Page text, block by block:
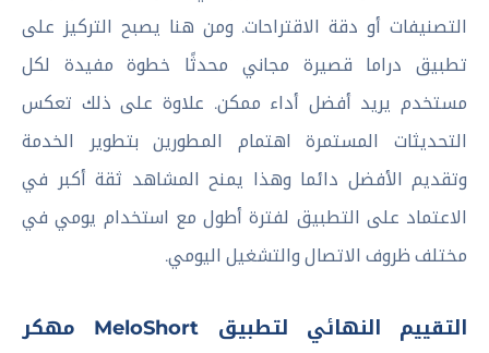
التصنيفات أو دقة الاقتراحات. ومن هنا يصبح التركيز على
تطبيق دراما قصيرة مجاني محدثًا خطوة مفيدة لكل
مستخدم يريد أفضل أداء ممكن. علاوة على ذلك تعكس
التحديثات المستمرة اهتمام المطورين بتطوير الخدمة
وتقديم الأفضل دائما وهذا يمنح المشاهد ثقة أكبر في
الاعتماد على التطبيق لفترة أطول مع استخدام يومي في
مختلف ظروف الاتصال والتشغيل اليومي.
التقييم النهائي لتطبيق MeloShort مهكر